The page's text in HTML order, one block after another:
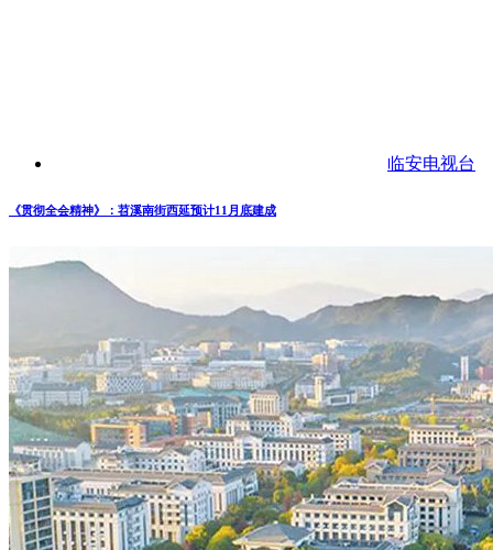
临安电视台
《贯彻全会精神》：苕溪南街西延预计11月底建成